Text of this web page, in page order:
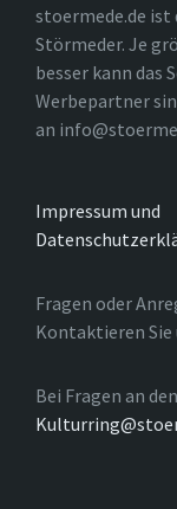
stoermede.de
Störmeder. Je
besser kann das
Werbepartner
an
Impressum und
Fragen oder
Kontaktieren Sie
Bei Fragen an